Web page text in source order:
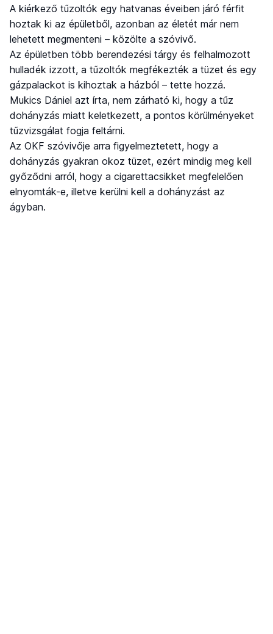
A kiérkező tűzoltók egy hatvanas éveiben járó férfit
hoztak ki az épületből, azonban az életét már nem
lehetett megmenteni – közölte a szóvivő.
Az épületben több berendezési tárgy és felhalmozott
hulladék izzott, a tűzoltók megfékezték a tüzet és egy
gázpalackot is kihoztak a házból – tette hozzá.
Mukics Dániel azt írta, nem zárható ki, hogy a tűz
dohányzás miatt keletkezett, a pontos körülményeket
tűzvizsgálat fogja feltárni.
Az OKF szóvivője arra figyelmeztetett, hogy a
dohányzás gyakran okoz tüzet, ezért mindig meg kell
győződni arról, hogy a cigarettacsikket megfelelően
elnyomták-e, illetve kerülni kell a dohányzást az
ágyban.